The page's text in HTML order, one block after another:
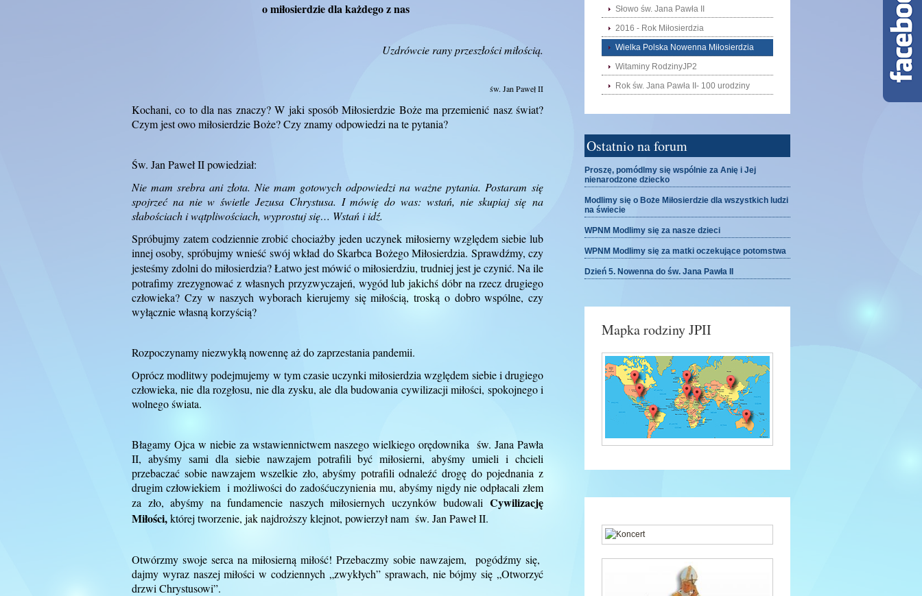
o miłosierdzie dla każdego z nas
Uzdrówcie rany przeszłości miłością.
św. Jan Paweł II
Kochani, co to dla nas znaczy? W jaki sposób Miłosierdzie Boże ma przemienić nasz świat?
Czym jest owo miłosierdzie Boże? Czy znamy odpowiedzi na te pytania?
Św. Jan Paweł II powiedział:
Nie mam srebra ani złota. Nie mam gotowych odpowiedzi na ważne pytania. Postaram się
spojrzeć na nie w świetle Jezusa Chrystusa. I mówię do was: wstań, nie skupiaj się na
słabościach i wątpliwościach, wyprostuj się… Wstań i idź.
Spróbujmy zatem codziennie zrobić chociażby jeden uczynek miłosierny względem siebie lub
innej osoby, spróbujmy wnieść swój wkład do Skarbca Bożego Miłosierdzia. Sprawdźmy, czy
jesteśmy zdolni do miłosierdzia? Łatwo jest mówić o miłosierdziu, trudniej jest je czynić. Na ile
potrafimy zrezygnować z własnych przyzwyczajeń, wygód lub jakichś dóbr na rzecz drugiego
człowieka? Czy w naszych wyborach kierujemy się miłością, troską o dobro wspólne, czy
wyłącznie własną korzyścią?
Rozpoczynamy niezwykłą nowennę aż do zaprzestania pandemii.
Oprócz modlitwy podejmujemy w tym czasie uczynki miłosierdzia względem siebie i drugiego
człowieka, nie dla rozgłosu, nie dla zysku, ale dla budowania cywilizacji miłości, spokojnego i
wolnego świata.
Błagamy Ojca w niebie za wstawiennictwem naszego wielkiego orędownika św. Jana Pawła
II, abyśmy sami dla siebie nawzajem potrafili być miłosierni, abyśmy umieli i chcieli
przebaczać sobie nawzajem wszelkie zło, abyśmy potrafili odnaleźć drogę do pojednania z
drugim człowiekiem i możliwości do zadośćuczynienia mu, abyśmy nigdy nie odpłacali złem
za zło, abyśmy na fundamencie naszych miłosiernych uczynków budowali Cywilizację
Miłości,której tworzenie, jak najdroższy klejnot, powierzył nam św. Jan Paweł II.
Otwórzmy swoje serca na miłosierną miłość! Przebaczmy sobie nawzajem, pogódźmy się,
dajmy wyraz naszej miłości w codziennych „zwykłych” sprawach, nie bójmy się „Otworzyć
drzwi Chrystusowi”.
Słowo św. Jana Pawła II
2016 - Rok Miłosierdzia
Wielka Polska Nowenna Miłosierdzia
Witaminy RodzinyJP2
Rok św. Jana Pawła II- 100 urodziny
Ostatnio na forum
Proszę, pomódlmy się wspólnie za Anię i Jej
nienarodzone dziecko
Modlimy się o Boże Miłosierdzie dla wszystkich ludzi
na świecie
WPNM Modlimy się za nasze dzieci
WPNM Modlimy się za matki oczekujące potomstwa
Dzień 5. Nowenna do św. Jana Pawła II
Mapka rodziny JPII